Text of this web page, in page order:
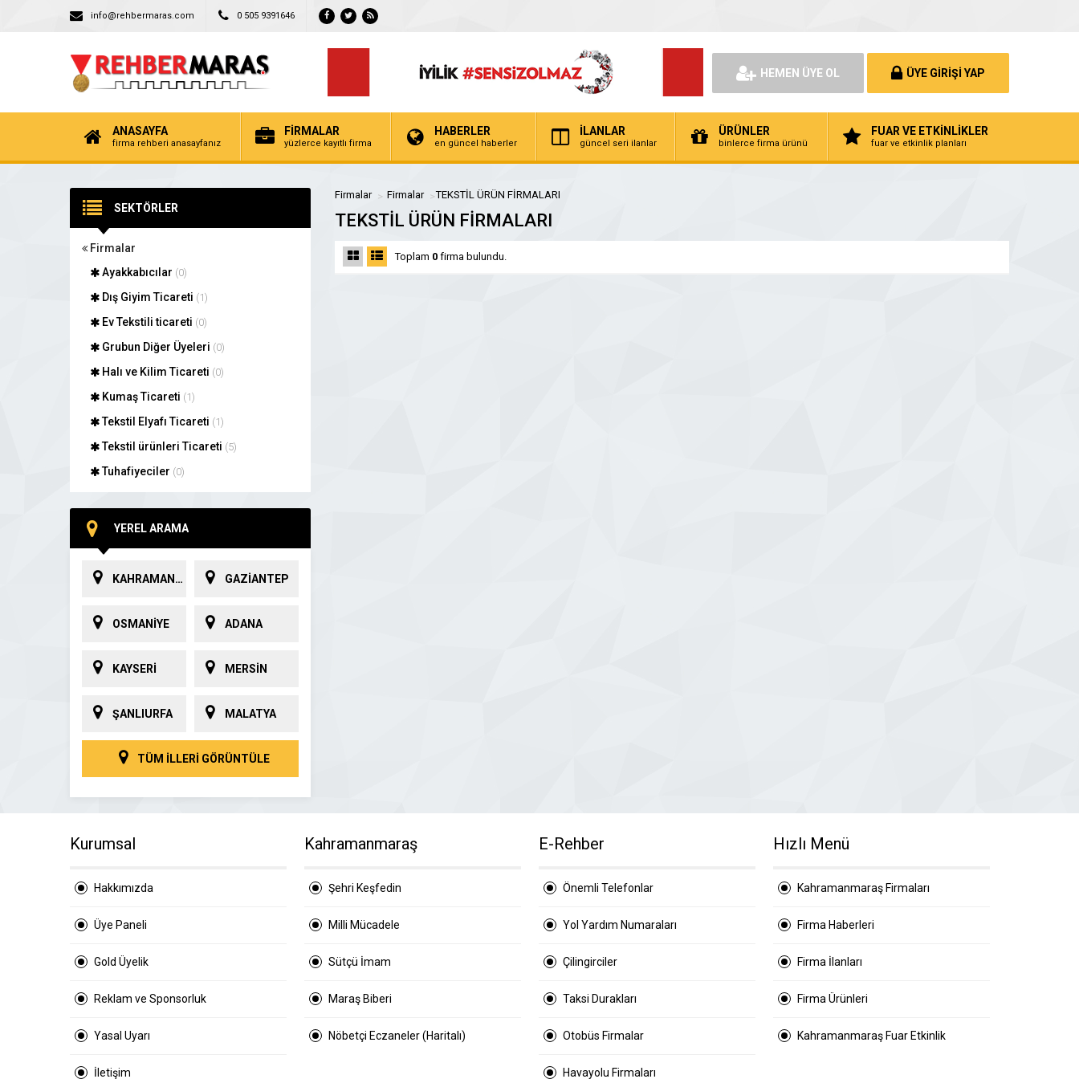
info@rehbermaras.com 0 505 9391646
HEMEN ÜYE OL ÜYE GİRİŞİ YAP
ANASAYFA
firma rehberi anasayfanız
FİRMALAR
yüzlerce kayıtlı firma
HABERLER
en güncel haberler
İLANLAR
güncel seri ilanlar
ÜRÜNLER
binlerce firma ürünü
FUAR VE ETKİNLİKLER
fuar ve etkinlik planları
SEKTÖRLER
Firmalar
Ayakkabıcılar (0)
Dış Giyim Ticareti (1)
Ev Tekstili ticareti (0)
Grubun Diğer Üyeleri (0)
Halı ve Kilim Ticareti (0)
Kumaş Ticareti (1)
Tekstil Elyafı Ticareti (1)
Tekstil ürünleri Ticareti (5)
Tuhafiyeciler (0)
YEREL ARAMA
KAHRAMANMARAŞ GAZİANTEP
OSMANİYE ADANA
KAYSERİ MERSİN
ŞANLIURFA MALATYA
TÜM İLLERİ GÖRÜNTÜLE
Firmalar Firmalar TEKSTİL ÜRÜN FİRMALARI
TEKSTİL ÜRÜN FİRMALARI
Toplam 0 firma bulundu.
Kurumsal
Hakkımızda
Üye Paneli
Gold Üyelik
Reklam ve Sponsorluk
Yasal Uyarı
İletişim
Kahramanmaraş
Şehri Keşfedin
Milli Mücadele
Sütçü İmam
Maraş Biberi
Nöbetçi Eczaneler (Haritalı)
E-Rehber
Önemli Telefonlar
Yol Yardım Numaraları
Çilingirciler
Taksi Durakları
Otobüs Firmalar
Havayolu Firmaları
Hızlı Menü
Kahramanmaraş Firmaları
Firma Haberleri
Firma İlanları
Firma Ürünleri
Kahramanmaraş Fuar Etkinlik